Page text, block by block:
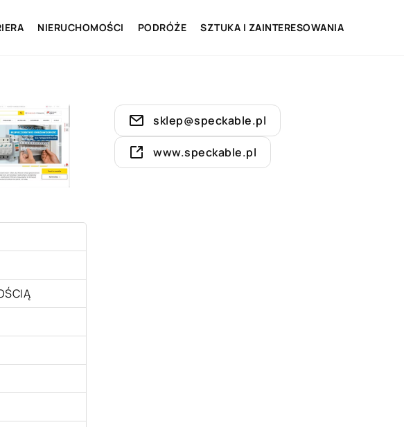
NIERUCHOMOŚCI PODRÓŻE SZTUKA I ZAINTERESOWANIA
sklep@speckable.pl
www.speckable.pl